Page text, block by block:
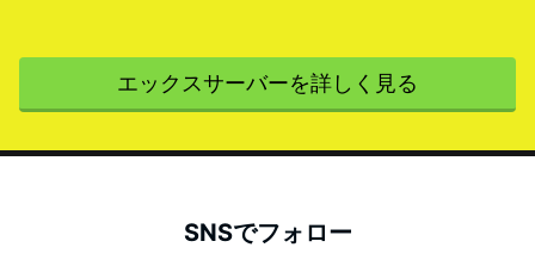
エックスサーバーを詳しく見る
SNSでフォロー